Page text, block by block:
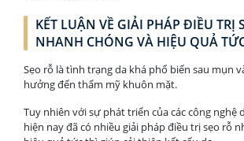
KẾT LUẬN VỀ GIẢI PHÁP ĐIỀU TRỊ
NHANH CHÓNG VÀ HIỆU QUẢ
Sẹo rỗ là tình trạng da khá phổ biến sau mụn
hưởng đến thẩm mỹ khuôn mặt.
Tuy nhiên với sự phát triển của các công nghệ
hiện nay đã có nhiều giải pháp điều trị sẹo rỗ